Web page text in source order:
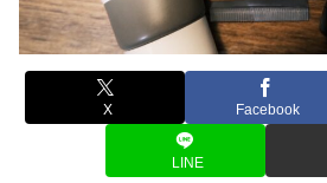
X Facebook
LINE